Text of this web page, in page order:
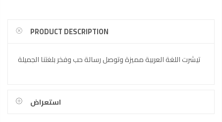
PRODUCT DESCRIPTION
تيشرت اللغة العربية مميزة وتوصل رسالة حب وفخر بلغتنا الجميلة
استعراض